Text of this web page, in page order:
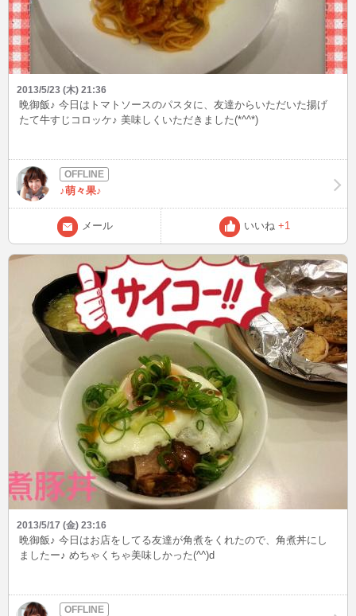
2013/5/23 (木) 21:36
晩御飯♪ 今日はトマトソースのパスタに、友達からいただいた揚げ
たて牛すじコロッケ♪ 美味しくいただきました(*^^*)
♪萌々果♪
メール いいね +1
2013/5/17 (金) 23:16
晩御飯♪ 今日はお店をしてる友達が角煮をくれたので、角煮丼にし
ましたー♪ めちゃくちゃ美味しかった(^^)d